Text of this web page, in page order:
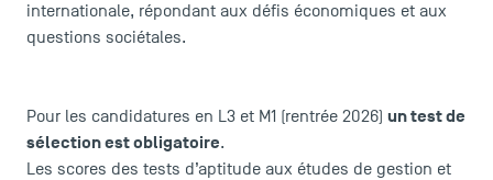
internationale, répondant aux défis économiques et aux
questions sociétales.
Pour les candidatures en L3 et M1 (rentrée 2026) un test de
sélection est obligatoire.
Les scores des tests d’aptitude aux études de gestion et